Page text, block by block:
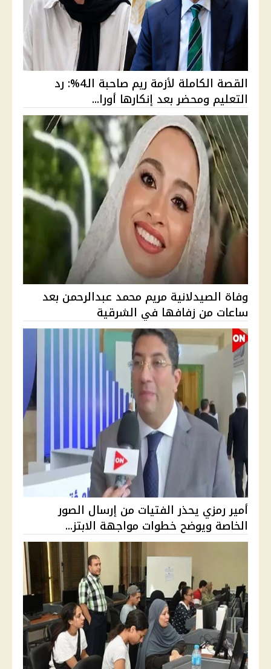
القصة الكاملة لأزمة ريم صاحبة الـ4%: رد
التعليم ومحضر بعد إنكارها أورا...
وفاة الصيدلانية مريم محمد عبدالرحمن بعد
ساعات من زفافها في الشرقية
أمير رمزي يحذر الفتيات من إرسال الصور
الخاصة ويوضح خطوات مواجهة الابتز...